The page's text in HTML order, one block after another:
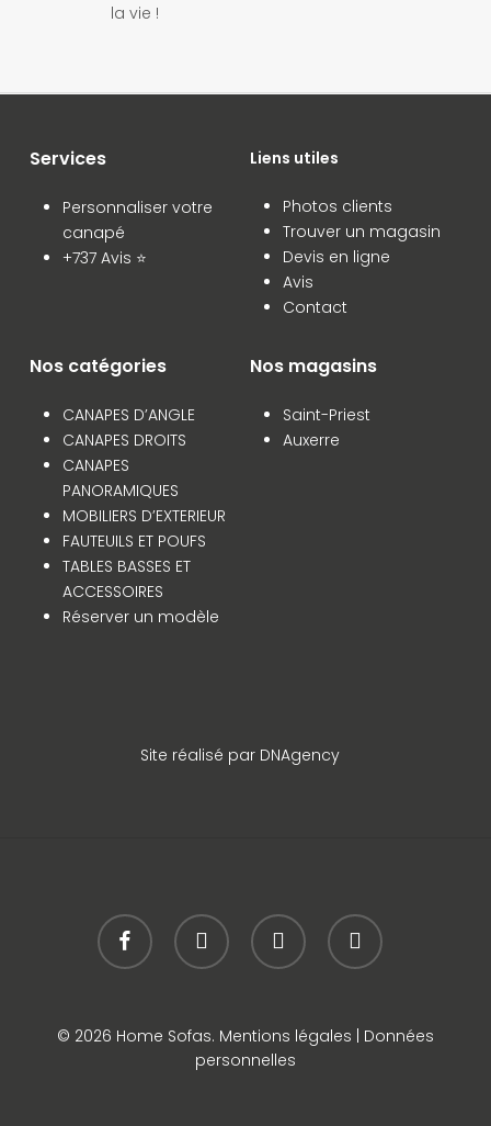
la vie !
Services
Personnaliser votre
canapé
+737 Avis ⭐
Liens utiles
Photos clients
Trouver un magasin
Devis en ligne
Avis
Contact
Nos catégories
CANAPES D’ANGLE
CANAPES DROITS
CANAPES
PANORAMIQUES
MOBILIERS D’EXTERIEUR
FAUTEUILS ET POUFS
TABLES BASSES ET
ACCESSOIRES
Réserver un modèle
Nos magasins
Saint-Priest
Auxerre
Site réalisé par DNAgency
facebook instagramsnapchat phone
© 2026 Home Sofas. Mentions légales
Données
personnelles